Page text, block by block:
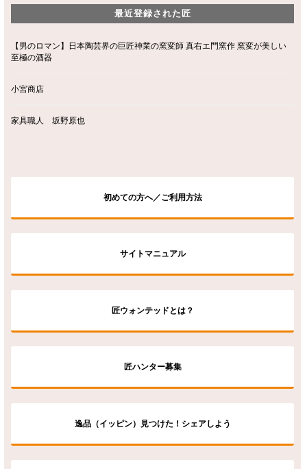
最近登録された匠
【男のロマン】日本陶芸界の巨匠神業の窯変師 真右エ門窯作 窯変が美しい
至極の酒器
小宮商店
家具職人 坂野原也
初めての方へ／ご利用方法
サイトマニュアル
匠ウォンテッドとは？
匠ハンター募集
逸品（イッピン）見つけた！シェアしよう